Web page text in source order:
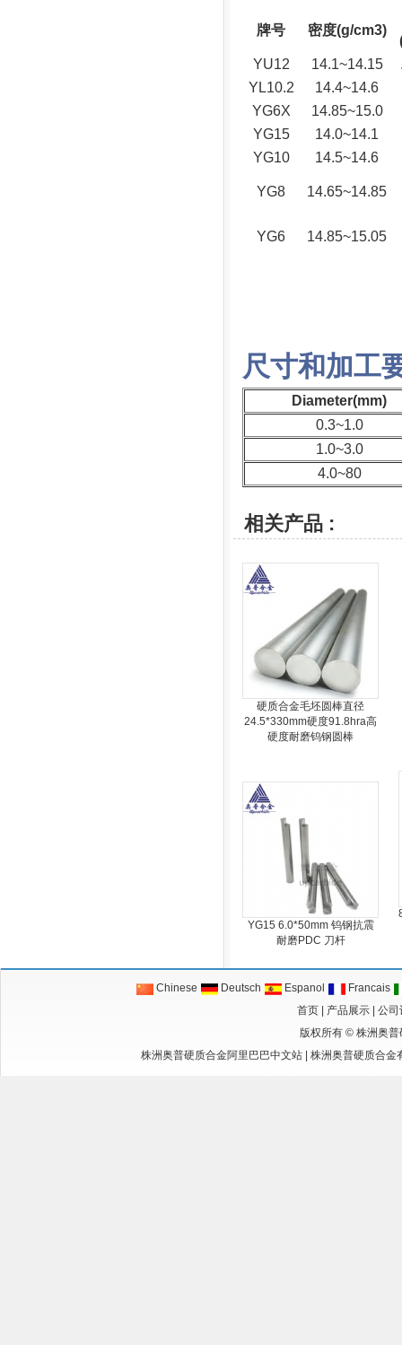
牌号 密度(g/cm3)
YU12
14.1~14.15
YL10.2
14.4~14.6
YG6X
14.85~15.0
YG15
14.0~14.1
YG10
14.5~14.6
YG8 14.65~14.85
YG6 14.85~15.05
尺寸和加工
Diameter(mm)
0.3~1.0
1.0~3.0
4.0~80
相关产品 :
硬质合金毛坯圆棒直径
24.5*330mm硬度91.8hra高
硬度耐磨钨钢圆棒
YG15 6.0*50mm 钨钢抗震
耐磨PDC 刀杆
Chinese Deutsch Espanol
Francais
首页
产品展示
公司
版权所有 © 株洲奥普
株洲奥普硬质合金阿里巴巴中文站| 株洲奥普硬质合金